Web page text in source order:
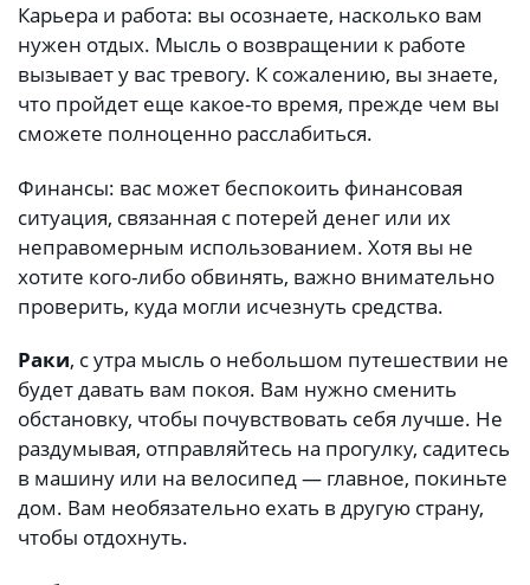
Карьера и работа: вы осознаете, насколько вам
нужен отдых. Мысль о возвращении к работе
вызывает у вас тревогу. К сожалению, вы знаете,
что пройдет еще какое-то время, прежде чем вы
сможете полноценно расслабиться.
Финансы: вас может беспокоить финансовая
ситуация, связанная с потерей денег или их
неправомерным использованием. Хотя вы не
хотите кого-либо обвинять, важно внимательно
проверить, куда могли исчезнуть средства.
Раки, с утра мысль о небольшом путешествии не
будет давать вам покоя. Вам нужно сменить
обстановку, чтобы почувствовать себя лучше. Не
раздумывая, отправляйтесь на прогулку, садитесь
в машину или на велосипед — главное, покиньте
дом. Вам необязательно ехать в другую страну,
чтобы отдохнуть.